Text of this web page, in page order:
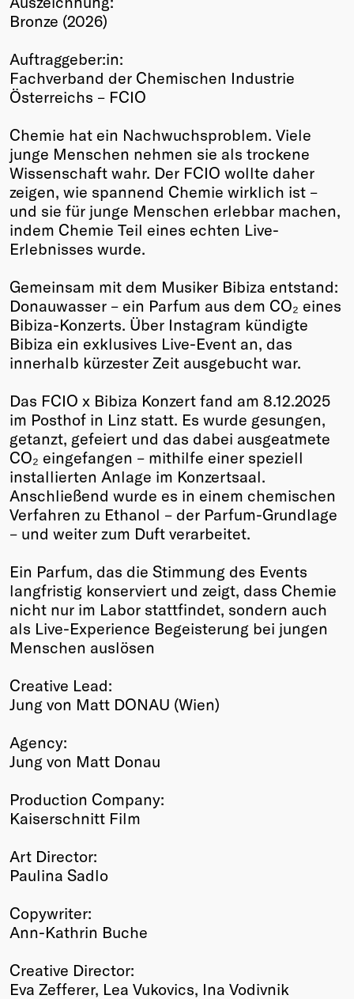
Winners
Past
Annual
Bronze (2026)
Auftraggeber:in:
Fachverband der Chemischen Industrie
Österreichs – FCIO
Chemie hat ein Nachwuchsproblem. Viele
junge Menschen nehmen sie als trockene
Wissenschaft wahr. Der FCIO wollte daher
zeigen, wie spannend Chemie wirklich ist –
und sie für junge Menschen erlebbar machen,
indem Chemie Teil eines echten Live-
Erlebnisses wurde.
Gemeinsam mit dem Musiker Bibiza entstand:
Donauwasser – ein Parfum aus dem CO₂ eines
Bibiza-Konzerts. Über Instagram kündigte
Bibiza ein exklusives Live-Event an, das
innerhalb kürzester Zeit ausgebucht war.
Das FCIO x Bibiza Konzert fand am 8.12.2025
im Posthof in Linz statt. Es wurde gesungen,
getanzt, gefeiert und das dabei ausgeatmete
CO₂ eingefangen – mithilfe einer speziell
installierten Anlage im Konzertsaal.
Anschließend wurde es in einem chemischen
Verfahren zu Ethanol – der Parfum-Grundlage
– und weiter zum Duft verarbeitet.
Ein Parfum, das die Stimmung des Events
langfristig konserviert und zeigt, dass Chemie
nicht nur im Labor stattfindet, sondern auch
als Live-Experience Begeisterung bei jungen
Menschen auslösen
Creative Lead:
Jung von Matt DONAU (Wien)
Agency:
Jung von Matt Donau
Production Company:
Kaiserschnitt Film
Art Director:
Paulina Sadlo
Copywriter:
Ann-Kathrin Buche
Creative Director:
Eva Zefferer, Lea Vukovics, Ina Vodivnik